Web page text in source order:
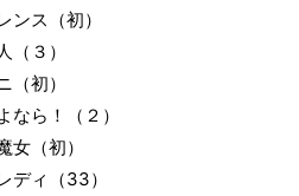
ンス（初）
（３）
（初）
なら！（２）
女（初）
ディ（33）